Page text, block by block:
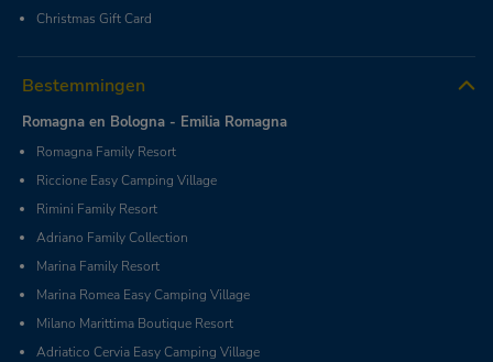
Christmas Gift Card
Bestemmingen
Romagna en Bologna - Emilia Romagna
Romagna Family Resort
Riccione Easy Camping Village
Rimini Family Resort
Adriano Family Collection
Marina Family Resort
Marina Romea Easy Camping Village
Milano Marittima Boutique Resort
Adriatico Cervia Easy Camping Village